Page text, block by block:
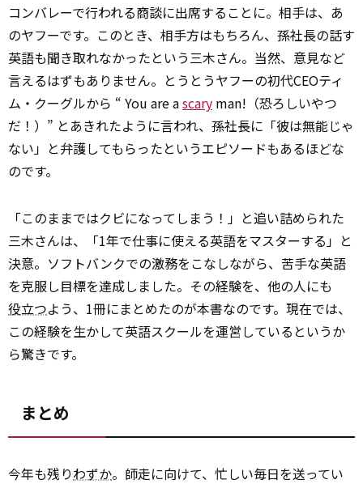
コンバレーで行われる商談に出席することに。相手は、あ
のヤフーです。このとき、相手方はもちろん、孫社長の話す
英語も聞き取れなかったという三木さん。当然、意見など
言えるはずもありません。とうとうヤフーの初代CEOティ
ム・クーグルから “ You are ascary man!（恐ろしいやつ
だ！）” とあきれたように言われ、孫社長に「彼は無能じゃ
ない」と弁護してもらったというエピソードもあるほどな
のです。
「このままではクビになってしまう！」と追い詰められた
三木さんは、「1年で仕事に使える英語をマスターする」と
決意。ソフトバンクでの激務をこなしながら、苦手な英語
を克服し目標を達成しました。その経験を、他の人にも
役立つよう、1冊にまとめたのが本書なのです。現在では、
この経験を生かして英語スクールを運営しているというか
ら驚きです。
まとめ
今年も残りわずか。師走に向けて、忙しい毎日を送ってい